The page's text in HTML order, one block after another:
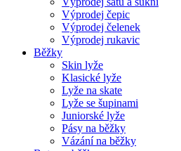
Výprodej čepic
Výprodej čelenek
Výprodej rukavic
Běžky
Skin lyže
Klasické lyže
Lyže na skate
Lyže se šupinami
Juniorské lyže
Pásy na běžky
Vázání na běžky